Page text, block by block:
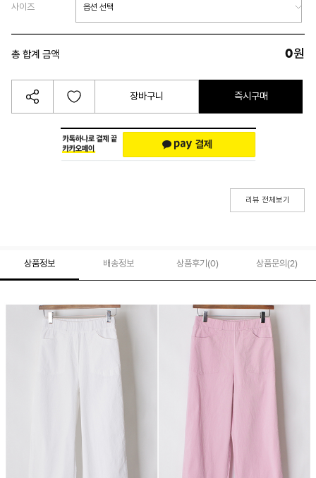
사이즈
총 합계 금액 0원
장바구니 즉시구매
리뷰 전체보기
상품정보 배송정보 상품후기(0) 상품문의 (2)